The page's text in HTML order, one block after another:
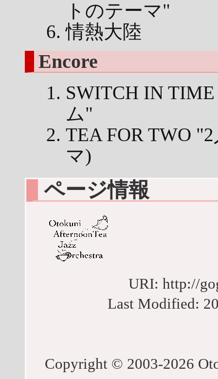
トのテーマ"
情熱大陸
Encore
SWITCH IN
ム"
TEA FOR TWO
マ)
ページ情報
URI: http://
Last Modified:
Copyright © 2003-2026